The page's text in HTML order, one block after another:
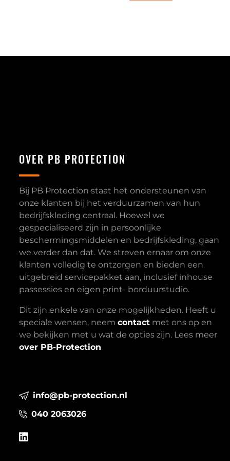
OVER PB PROTECTION
Bij PB Protection staat het ondersteunen van
onze klanten bij het verduurzamen van hun
bedrijfskleding centraal. Hoewel we
gespecialiseerd zijn in persoonlijke
beschermingsmiddelen en bedrijfskleding, gaan
we verder dan dat. We streven ernaar om onze
klanten volledig te ontzorgen en bieden een
uitgebreid servicepakket aan, inclusief inhouse
passessies en eigen print- borduurstudio.
Dit zijn enkele van onze mogelijkheden. Heeft u
speciale wensen, neemcontact met ons op en
we bekijken met u wat de opties zijn. Lees meer
over PB-Protection
info@pb-protection.nl
040 2063026